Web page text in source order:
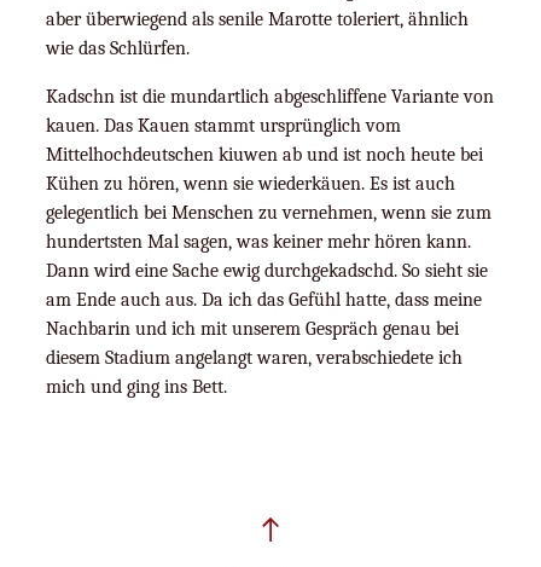
aber überwiegend als senile Marotte toleriert, ähnlich
wie das Schlürfen.
Kadschn ist die mundartlich abgeschliffene Variante von
kauen. Das Kauen stammt ursprünglich vom
Mittelhochdeutschen kiuwen ab und ist noch heute bei
Kühen zu hören, wenn sie wiederkäuen. Es ist auch
gelegentlich bei Menschen zu vernehmen, wenn sie zum
hundertsten Mal sagen, was keiner mehr hören kann.
Dann wird eine Sache ewig durchgekadschd. So sieht sie
am Ende auch aus. Da ich das Gefühl hatte, dass meine
Nachbarin und ich mit unserem Gespräch genau bei
diesem Stadium angelangt waren, verabschiedete ich
mich und ging ins Bett.